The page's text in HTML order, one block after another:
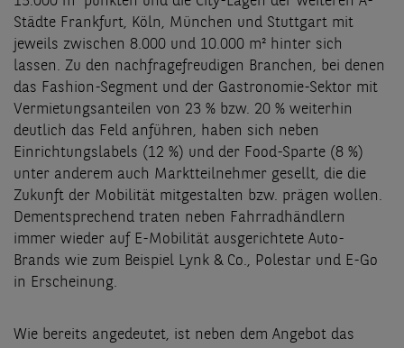
Städte Frankfurt, Köln, München und Stuttgart mit
jeweils zwischen 8.000 und 10.000 m² hinter sich
lassen. Zu den nachfragefreudigen Branchen, bei denen
das Fashion-Segment und der Gastronomie-Sektor mit
Vermietungsanteilen von 23 % bzw. 20 % weiterhin
deutlich das Feld anführen, haben sich neben
Einrichtungslabels (12 %) und der Food-Sparte (8 %)
unter anderem auch Marktteilnehmer gesellt, die die
Zukunft der Mobilität mitgestalten bzw. prägen wollen.
Dementsprechend traten neben Fahrradhändlern
immer wieder auf E-Mobilität ausgerichtete Auto-
Brands wie zum Beispiel Lynk & Co., Polestar und E-Go
in Erscheinung.
Wie bereits angedeutet, ist neben dem Angebot das